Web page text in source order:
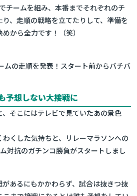
チームを組み、本番までそれぞれのチ
、走順の戦略を立てたりして、準備を
から全力です！（笑）
の走順を発表！スタート前からバチバ
予想しない大接戦に
そこにはテレビで見ていたあの景色
くした気持ちと、リレーマラソンへの
対抗のガチンコ勝負がスタートしまし
あるにもかかわらず、試合は抜きつ抜